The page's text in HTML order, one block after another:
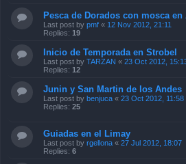
Pesca de Dorados con mosca en
Last post by pmf « 12 Nov 2012, 21:11
Replies: 19
Inicio de Temporada en Strobel
Last post by TARZAN « 23 Oct 2012,
Replies: 12
Junin y San Martin de los Andes
Last post by benjuca « 23 Oct 2012, 11:58
Replies: 25
Guiadas en el Limay
Last post by rgellona « 27 Jul 2012, 18:07
Replies: 6